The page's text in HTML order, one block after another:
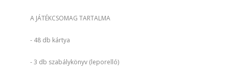
A JÁTÉKCSOMAG TARTALMA
- 48 db kártya
- 3 db szabálykönyv (leporelló)